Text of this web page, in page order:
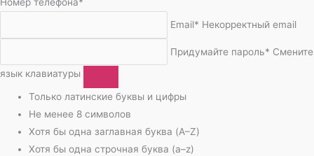
Номер телефона*
Email* Некорректный email
Придумайте пароль* Смените
язык клавиатуры
Только латинские буквы и цифры
Не менее 8 символов
Хотя бы одна заглавная буква (A–Z)
Хотя бы одна строчная буква (a–z)